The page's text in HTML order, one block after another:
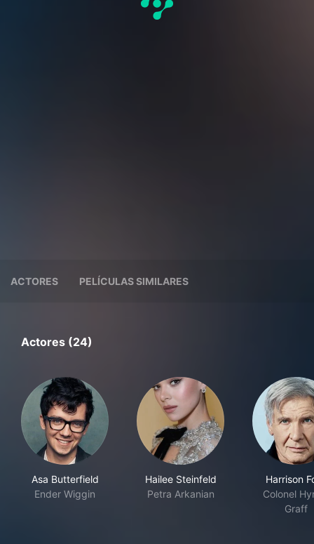
ACTORES PELÍCULAS SIMILARES
Actores (24)
Asa Butterfield
Ender Wiggin
Hailee Steinfeld
Petra Arkanian
Harrison
Colonel
Graff